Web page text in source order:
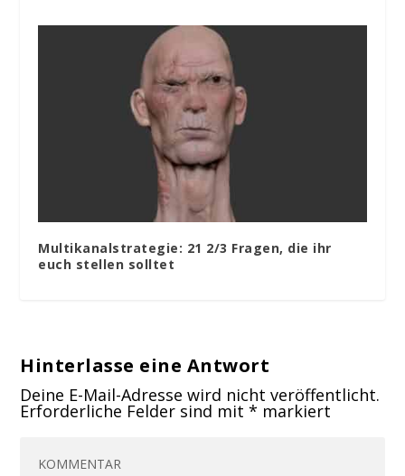
Multikanalstrategie: 21 2/3 Fragen, die ihr
euch stellen solltet
Hinterlasse eine Antwort
Deine E-Mail-Adresse wird nicht veröffentlicht.
Erforderliche Felder sind mit* markiert